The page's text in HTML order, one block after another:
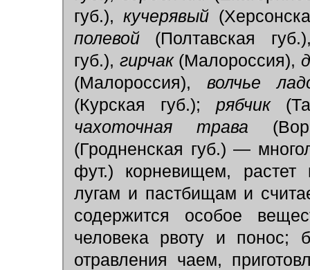
губ.),кучерявый
полевой (Полтавская
губ.), гирчак (Малороссия),
(Малороссия), волчье
(Курская губ.); рябчик
чахоточная трава
(Гродненская губ.) —
фут.) корневищем, растет
лугам и пастбищам и
содержится особое
человека рвоту и понос;
отравления чаем,